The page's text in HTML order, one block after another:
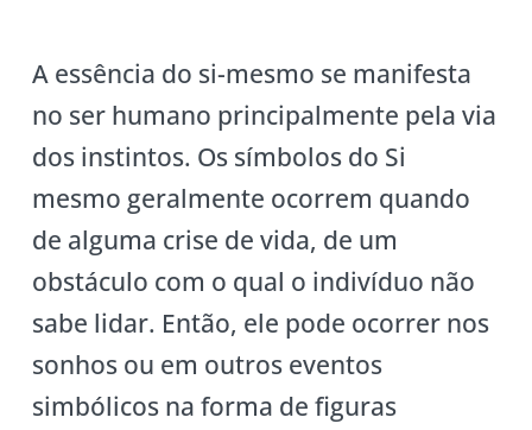
A essência do si-mesmo se manifesta
no ser humano principalmente pela via
dos instintos. Os símbolos do Si
mesmo geralmente ocorrem quando
de alguma crise de vida, de um
obstáculo com o qual o indivíduo não
sabe lidar. Então, ele pode ocorrer nos
sonhos ou em outros eventos
simbólicos na forma de figuras